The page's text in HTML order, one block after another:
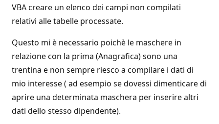
VBA creare un elenco dei campi non compilati
relativi alle tabelle processate.
Questo mi è necessario poichè le maschere in
relazione con la prima (Anagrafica) sono una
trentina e non sempre riesco a compilare i dati di
mio interesse ( ad esempio se dovessi dimenticare di
aprire una determinata maschera per inserire altri
dati dello stesso dipendente).